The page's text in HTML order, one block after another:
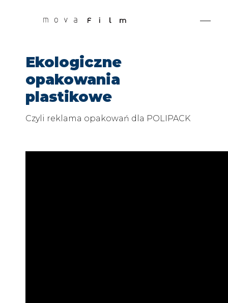
Ekologiczne
opakowania
plastikowe
Czyli reklama opakowań dla POLIPACK